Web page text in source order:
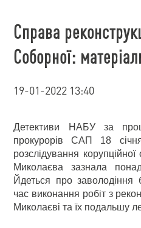
Справа
Соборної:
19-01-2022 13:40
Детективи НАБУ за
прокурорів САП 18
розслідування
Миколаєва зазнала
Йдеться про
час виконання робіт з
Миколаєві та їх подальшу